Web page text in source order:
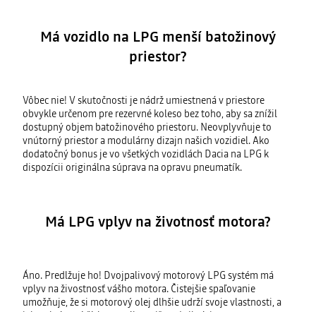
Má vozidlo na LPG menší batožinový
priestor?
Vôbec nie! V skutočnosti je nádrž umiestnená v priestore
obvykle určenom pre rezervné koleso bez toho, aby sa znížil
dostupný objem batožinového priestoru. Neovplyvňuje to
vnútorný priestor a modulárny dizajn našich vozidiel. Ako
dodatočný bonus je vo všetkých vozidlách Dacia na LPG k
dispozícii originálna súprava na opravu pneumatík.
Má LPG vplyv na životnosť motora?
Áno. Predlžuje ho! Dvojpalivový motorový LPG systém má
vplyv na živostnosť vášho motora. Čistejšie spaľovanie
umožňuje, že si motorový olej dlhšie udrží svoje vlastnosti, a